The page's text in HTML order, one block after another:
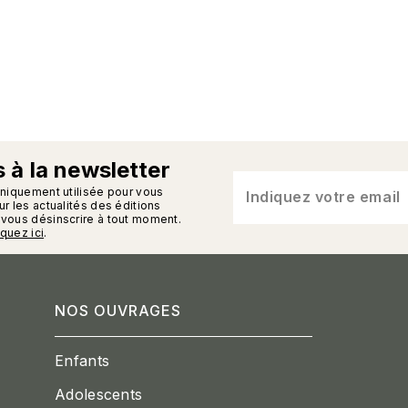
à la newsletter
utilisée pour vous
les actualités des éditions
désinscrire à tout moment.
ici.
Indiquez votre email
NOS OUVRAGES
Enfants
Adolescents